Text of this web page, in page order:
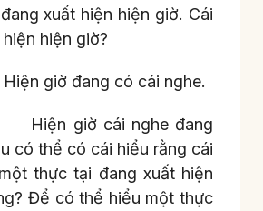
xuất hiện hiện giờ. Cái
hiện giờ?
Hiện giờ đang có cái nghe.
giờ cái nghe đang
có thể có cái hiểu rằng cái
thực tại đang xuất hiện
Để có thể hiểu một thực